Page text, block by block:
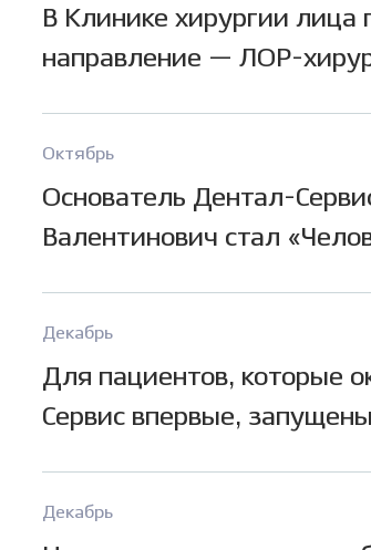
В Клинике хирургии лица
направление — ЛОР-
коблационного аппарата.
пазух носа, а также
Октябрь
Основатель Дентал-
Валентинович стал
за открытие первого
медико-
ДЕНТМАСТЕР» и запуск
исследовательских
Декабрь
Для пациентов, которые
Сервис впервые,
расскажет про историю
отличительные
Декабрь